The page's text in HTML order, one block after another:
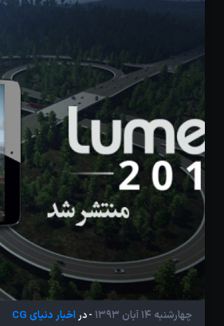
چهارشنبه 14 آبان 1393 - دراخبار دنیای CG